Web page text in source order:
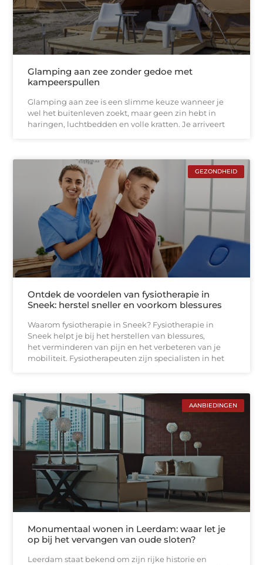
Glamping aan zee zonder gedoe met
kampeerspullen
Glamping aan zee is een slimme keuze wanneer je
wel het buitenleven zoekt, maar geen zin hebt in
haringen, luchtbedden en volle kratten. Je arriveert
GEZONDHEID
Ontdek de voordelen van fysiotherapie in
Sneek: herstel sneller en voorkom blessures
Waarom fysiotherapie in Sneek? Fysiotherapie in
Sneek helpt je bij het herstellen van blessures,
het verminderen van pijn en het verbeteren van je
mobiliteit. Fysiotherapeuten zijn specialisten in het
AANBIEDINGEN
Monumentaal wonen in Leerdam: waar let je
op bij het vervangen van oude sloten?
Leerdam staat bekend om zijn rijke historie en